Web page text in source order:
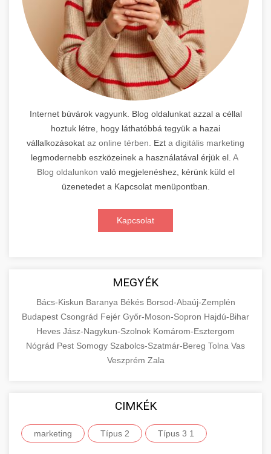
Internet búvárok vagyunk. Blog oldalunkat azzal a céllal
hoztuk létre, hogy láthatóbbá tegyük a hazai
vállalkozásokat az online térben. Ezt a digitális marketing
legmodernebb eszközeinek a használatával érjük el. A
Blog oldalunkon való megjelenéshez, kérünk küld el
üzenetedet a Kapcsolat menüpontban.
Kapcsolat
MEGYÉK
Bács-Kiskun Baranya Békés Borsod-Abaúj-Zemplén
Budapest Csongrád Fejér Győr-Moson-Sopron Hajdú-Bihar
Heves Jász-Nagykun-Szolnok Komárom-Esztergom
Nógrád Pest Somogy Szabolcs-Szatmár-Bereg Tolna Vas
Veszprém Zala
CIMKÉK
marketing Típus 2 Típus 3 1